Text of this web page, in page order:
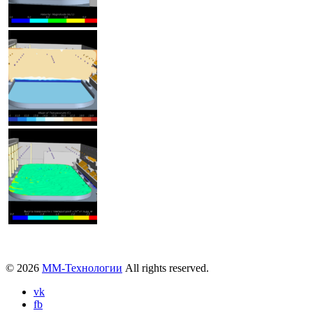
© 2026 ММ-Технологии All rights reserved.
vk
fb